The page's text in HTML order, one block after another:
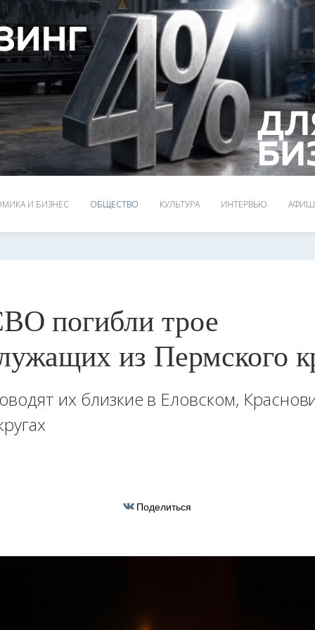
И БИЗНЕС ОБЩЕСТВО КУЛЬТУРА ИНТЕРВЬЮ
погибли трое
из Пермского
их близкие в Еловском,
Поделиться